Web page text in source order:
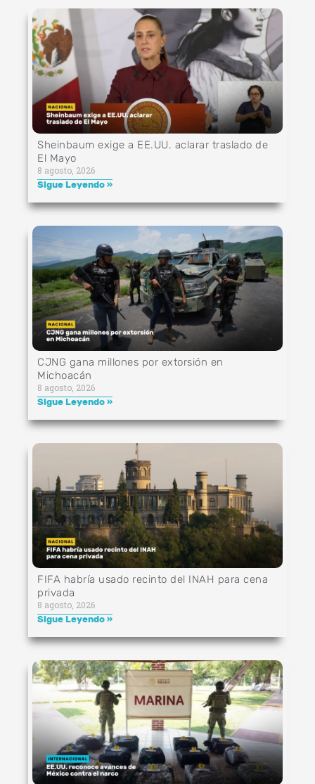
Sheinbaum exige a EE.UU. aclarar traslado de
El Mayo
8 agosto, 2026
Sigue Leyendo »
CJNG gana millones por extorsión en
Michoacán
8 agosto, 2026
Sigue Leyendo »
FIFA habría usado recinto del INAH para cena
privada
8 agosto, 2026
Sigue Leyendo »